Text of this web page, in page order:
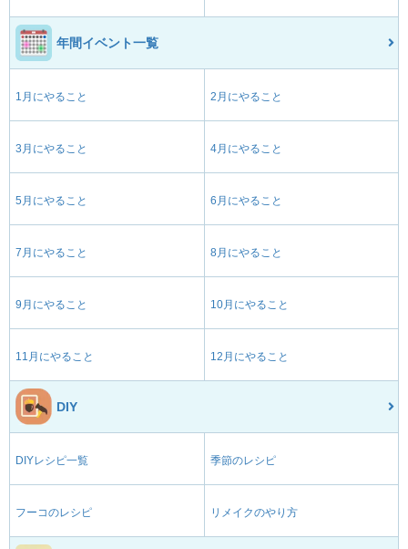
年間イベント一覧
1月にやること 2月にやること
3月にやること 4月にやること
5月にやること 6月にやること
7月にやること 8月にやること
9月にやること 10月にやること
11月にやること 12月にやること
DIY
DIYレシピ一覧 季節のレシピ
フーコのレシピ リメイクのやり方